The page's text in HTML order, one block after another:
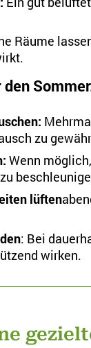
Räume
zu
Wenn
lüften
: Bei
wirken.